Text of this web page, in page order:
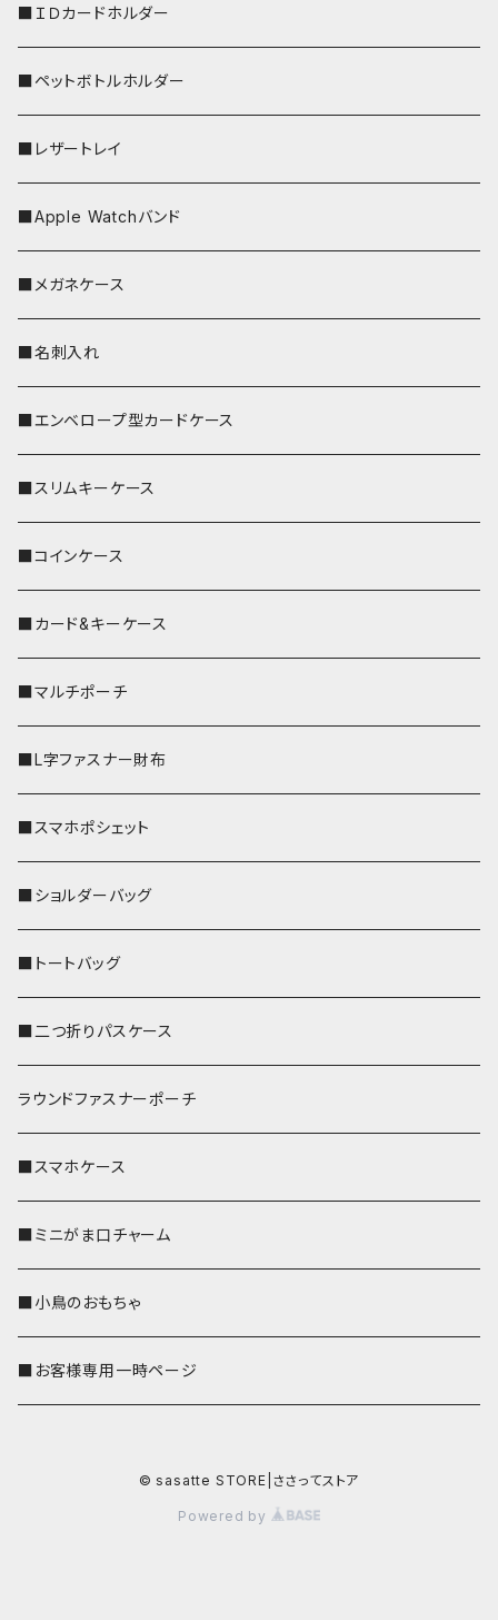
ストラップ付
■ＩＤカードホルダー
■ペットボトルホルダー
■レザートレイ
■Apple Watchバンド
■メガネケース
■名刺入れ
■エンベロープ型カードケース
■スリムキーケース
■コインケース
■カード&キーケース
■マルチポーチ
■L字ファスナー財布
■スマホポシェット
■ショルダーバッグ
■トートバッグ
■二つ折りパスケース
ラウンドファスナーポーチ
■スマホケース
■ミニがま口チャーム
■小鳥のおもちゃ
■お客様専用一時ページ
© sasatte STORE|ささってストア
Powered by